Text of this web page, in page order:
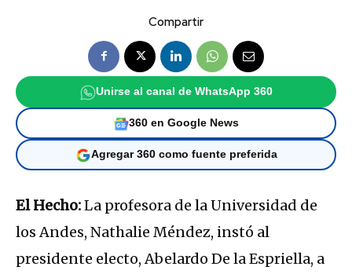
Compartir
Unirse al canal de WhatsApp 360
360 en Google News
Agregar 360 como fuente preferida
El Hecho:La profesora de la Universidad de
los Andes, Nathalie Méndez, instó al
presidente electo, Abelardo De la Espriella, a